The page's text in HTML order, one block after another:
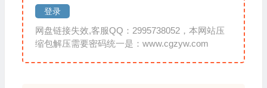
登录
网盘链接失效,客服QQ：2995738052，本网站压
缩包解压需要密码统一是：www.cgzyw.com